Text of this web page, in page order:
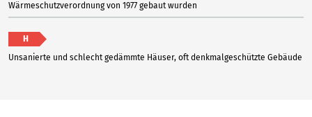
Wärmeschutzverordnung von 1977 gebaut wurden
H
Unsanierte und schlecht gedämmte Häuser, oft denkmalgeschützte Gebäude